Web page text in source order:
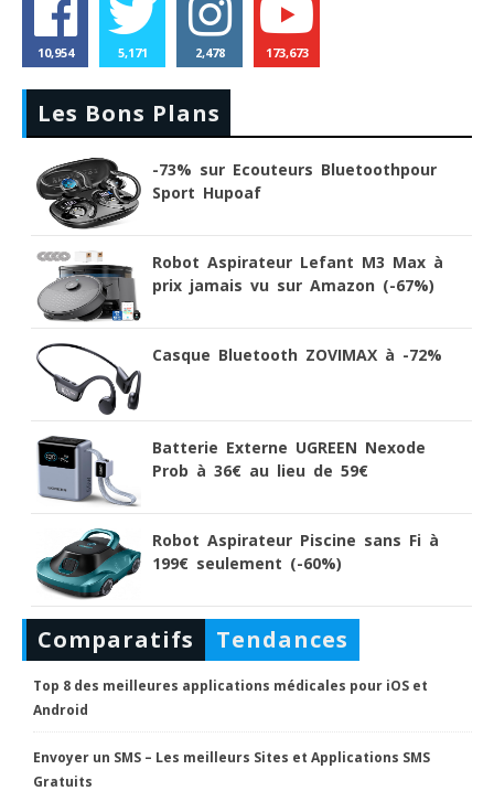
10,954 5,171 2,478 173,673
Les Bons Plans
-73% sur Ecouteurs Bluetoothpour
Sport Hupoaf
Robot Aspirateur Lefant M3 Max à
prix jamais vu sur Amazon (-67%)
Casque Bluetooth ZOVIMAX à -72%
Batterie Externe UGREEN Nexode
Prob à 36€ au lieu de 59€
Robot Aspirateur Piscine sans Fi à
199€ seulement (-60%)
Comparatifs Tendances
Top 8 des meilleures applications médicales pour iOS et
Android
Envoyer un SMS – Les meilleurs Sites et Applications SMS
Gratuits